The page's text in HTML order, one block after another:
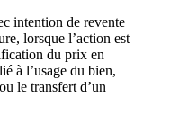
intention de revente
lorsque l’action est
du prix en
à l’usage du bien,
le transfert d’un